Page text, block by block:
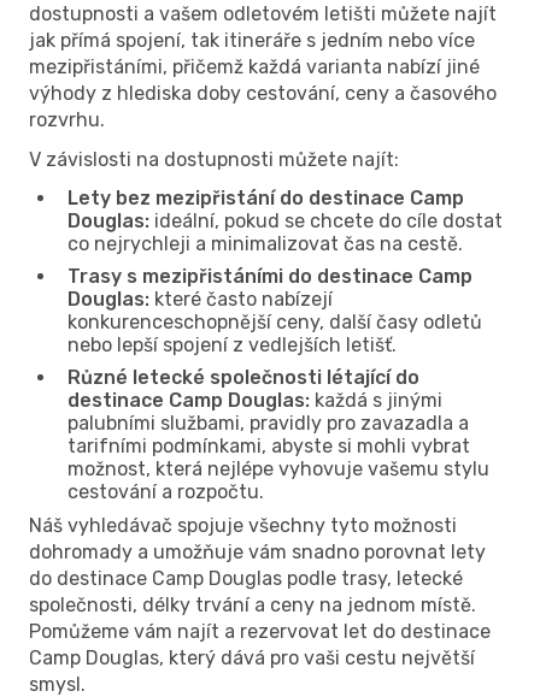
dostupnosti a vašem odletovém letišti můžete najít
jak přímá spojení, tak itineráře s jedním nebo více
mezipřistáními, přičemž každá varianta nabízí jiné
výhody z hlediska doby cestování, ceny a časového
rozvrhu.
V závislosti na dostupnosti můžete najít:
Lety bez mezipřistání do destinace Camp
Douglas: ideální, pokud se chcete do cíle dostat
co nejrychleji a minimalizovat čas na cestě.
Trasy s mezipřistáními do destinace Camp
Douglas: které často nabízejí
konkurenceschopnější ceny, další časy odletů
nebo lepší spojení z vedlejších letišť.
Různé letecké společnosti létající do
destinace Camp Douglas: každá s jinými
palubními službami, pravidly pro zavazadla a
tarifními podmínkami, abyste si mohli vybrat
možnost, která nejlépe vyhovuje vašemu stylu
cestování a rozpočtu.
Náš vyhledávač spojuje všechny tyto možnosti
dohromady a umožňuje vám snadno porovnat lety
do destinace Camp Douglas podle trasy, letecké
společnosti, délky trvání a ceny na jednom místě.
Pomůžeme vám najít a rezervovat let do destinace
Camp Douglas, který dává pro vaši cestu největší
smysl.